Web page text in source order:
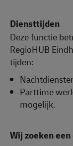
Diensttijden
Deze functie
RegioHUB
tijden:
Parttime
mogelijk.
Wij zoeken